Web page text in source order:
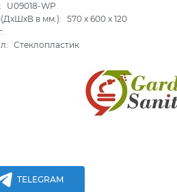
U09018-WP
в мм.):
570 x600 x120
Стеклопластик
TELEGRAM